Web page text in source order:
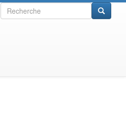
Recherche